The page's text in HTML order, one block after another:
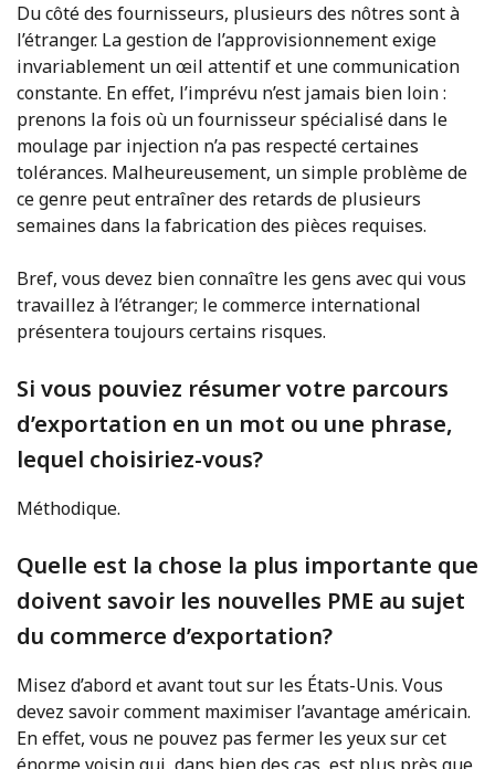
Du côté des fournisseurs, plusieurs des nôtres sont à
l’étranger. La gestion de l’approvisionnement exige
invariablement un œil attentif et une communication
constante. En effet, l’imprévu n’est jamais bien loin :
prenons la fois où un fournisseur spécialisé dans le
moulage par injection n’a pas respecté certaines
tolérances. Malheureusement, un simple problème de
ce genre peut entraîner des retards de plusieurs
semaines dans la fabrication des pièces requises.
Bref, vous devez bien connaître les gens avec qui vous
travaillez à l’étranger; le commerce international
présentera toujours certains risques.
Si vous pouviez résumer votre parcours
d’exportation en un mot ou une phrase,
lequel choisiriez-vous?
Méthodique.
Quelle est la chose la plus importante que
doivent savoir les nouvelles PME au sujet
du commerce d’exportation?
Misez d’abord et avant tout sur les États-Unis. Vous
devez savoir comment maximiser l’avantage américain.
En effet, vous ne pouvez pas fermer les yeux sur cet